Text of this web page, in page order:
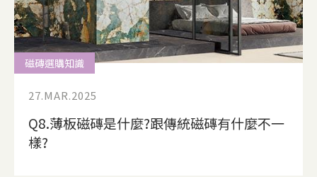
磁磚選購知識
27.MAR.2025
Q8.薄板磁磚是什麼?跟傳統磁磚有什麼不一
樣?